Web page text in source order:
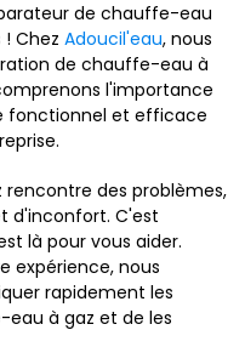
de chauffe-eau
Chez Adoucil'eau, nous
de chauffe-eau à
l'importance
fonctionnel et efficace
des problèmes,
d'inconfort. C'est
là pour vous aider.
expérience, nous
rapidement les
à gaz et de les